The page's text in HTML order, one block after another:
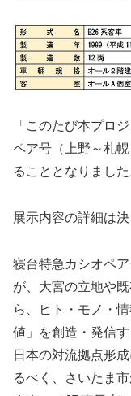
「このたび本プロ
ペア号（上野～札
ることとなりました
展示内容の詳細は
寝台特急カシオペ
が、大宮の立地や
ら、ヒト・モノ・
値」を創造・発信
日本の対流拠点形
るべく、さいたま